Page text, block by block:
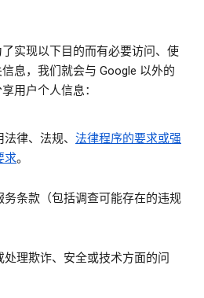
实现以下目的而有必要访问、使
息，我们就会与 Google 以外的
用户个人信息：
律、法规、 法律程序的要求或强
求。
务条款（包括调查可能存在的违规
处理欺诈、安全或技术方面的问